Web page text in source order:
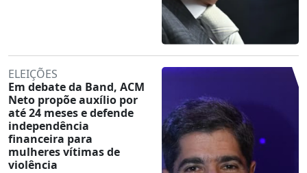
ELEIÇÕES
Em debate da Band, ACM
Neto propõe auxílio por
até 24 meses e defende
independência
financeira para
mulheres vítimas de
violência